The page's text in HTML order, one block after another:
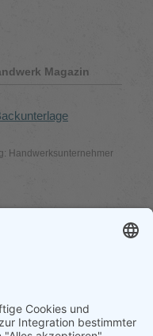
Magazin
Handwerks­unternehmer
in der
Berufsschulklasse noch